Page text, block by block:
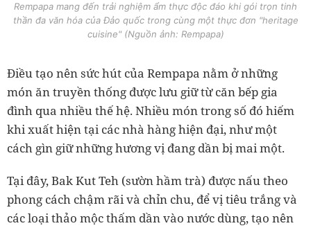
Rempapa mang đến trải nghiệm ẩm thực độc đáo khi gói trọn tinh
thần đa văn hóa của Đảo quốc trong cùng một thực đơn "heritage
cuisine" (Nguồn ảnh: Rempapa)
Điều tạo nên sức hút của Rempapa nằm ở những
món ăn truyền thống được lưu giữ từ căn bếp gia
đình qua nhiều thế hệ. Nhiều món trong số đó hiếm
khi xuất hiện tại các nhà hàng hiện đại, như một
cách gìn giữ những hương vị đang dần bị mai một.
Tại đây, Bak Kut Teh (sườn hầm trà) được nấu theo
phong cách chậm rãi và chỉn chu, để vị tiêu trắng và
các loại thảo mộc thấm dần vào nước dùng, tạo nên